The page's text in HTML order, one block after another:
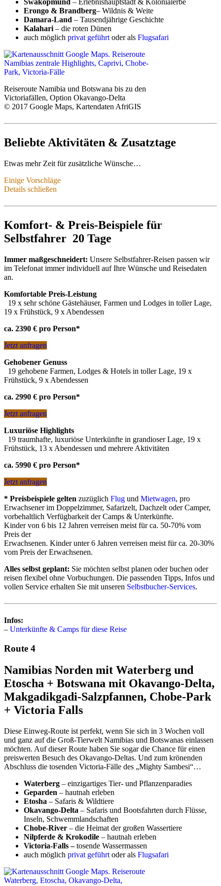
Swakopmund – Erlebnishauptstadt & Kolonialerbe
Erongo & Brandberg– Wildnis & Weite
Damara-Land – Tausendjährige Geschichte
Kalahari – die roten Dünen
auch möglich privat geführt oder als Flugsafari
Reiseroute Namibia und Botswana bis zu den
Victoriafällen, Option Okavango-Delta
© 2017 Google Maps, Kartendaten AfriGIS
Beliebte Aktivitäten & Zusatztage
Etwas mehr Zeit für zusätzliche Wünsche…
Etwas mehr Zeit als 21 Tage? Oder andere Wünsche für Ihre Reise?
Inseln, Schwemmlandschaften
Das Okavango-Delta von oben– Rundflüge
Wildtiere intensiv– Tracking, Walks und Safaris entlang der
Spitzkoppe & Erongo– Camping- und Wanderparadies
San– mit den Ur-Einwohnern Namibias unterwegs
Swakopmund intensiv
Duwisib– Geschichten um Namibias einziges Schloss
Damara und Ovahimba
Windhoek– quirlig und beschaulich zugleich
Umplanungen und weitere Alternativen gern auf Anfrage
Einige Vorschläge
Details schließen
Komfort- & Preis-Beispiele für
Selbstfahrer 20 Tage
Immer maßgeschneidert: Unsere Selbstfahrer-Reisen passen wir
im Telefonat immer individuell auf Ihre Wünsche und Reisedaten
an.
Komfortable Preis-Leistung
19 x sehr schöne Gästehäuser, Farmen und Lodges in toller Lage,
19 x Frühstück, 9 x Abendessen
ca. 2390 € pro Person*
Jetzt anfragen
Gehobener Genuss
19 gehobene Farmen, Lodges & Hotels in toller Lage, 19 x
Frühstück, 9 x Abendessen
ca. 2990 € pro Person*
Jetzt anfragen
Luxuriöse Highlights
19 traumhafte, luxuriöse Unterkünfte in grandioser Lage, 19 x
Frühstück, 13 x Abendessen und mehrere Aktivitäten
ca. 5990 € pro Person*
Jetzt anfragen
* Preisbeispiele gelten zuzüglich Flug und Mietwagen, pro
Erwachsener im Doppelzimmer, Safarizelt, Dachzelt oder Camper,
vorbehaltlich Verfügbarkeit der Camps & Unterkünfte.
Kinder von 6 bis 12 Jahren verreisen meist für ca. 50-70% vom
Preis der
Erwachsenen. Kinder unter 6 Jahren verreisen meist für ca. 20-30%
vom Preis der Erwachsenen.
Alles selbst geplant: Sie möchten selbst planen oder buchen oder
reisen flexibel ohne Vorbuchungen. Die passenden Tipps, Infos und
vollen Service erhalten Sie mit unseren Selbstbucher-Services.
Infos:
– Unterkünfte & Camps für diese Reise
Route 4
Namibias Norden mit Waterberg und
Etoscha + Botswana mit Okavango-Delta,
Makgadikgadi-Salzpfannen, Chobe-Park
+ Victoria Falls
Diese Einweg-Route ist perfekt, wenn Sie sich in 3 Wochen voll
und ganz auf die Groß-Tierwelt Namibias und Botswanas einlassen
möchten. Auf dieser Route haben Sie sogar die Chance für einen
preiswerten Besuch des Okavango-Deltas. Und zum krönenden
Abschluss die tosenden Victoria-Fälle des „Mighty Sambesi“…
Waterberg – einzigartiges Tier- und Pflanzenparadies
Geparden – hautnah erleben
Etosha – Safaris & Wildtiere
Okavango-Delta – Safaris und Bootsfahrten durch Flüsse,
Inseln, Schwemmlandschaften
Chobe-River – die Heimat der großen Wassertiere
Nilpferde & Krokodile – hautnah erleben
Victoria-Falls –tosende Wassermassen
auch möglich privat geführt oder als Flugsafari